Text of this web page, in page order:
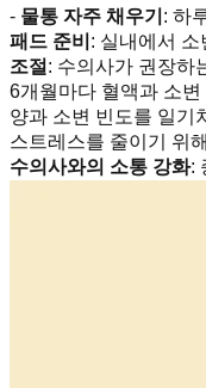
- 물통 자주 채우기 : 하
패드 준비 : 실내에서
조절 : 수의사가 권장하
6개월마다 혈액과 소
양과 소변 빈도를 일기
스트레스를 줄이기 위
수의사와의 소통 강화: